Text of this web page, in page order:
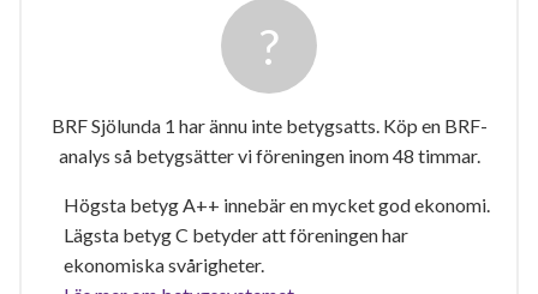
BRF Sjölunda 1 har ännu inte betygsatts. Köp en BRF-
analys så betygsätter vi föreningen inom 48 timmar.
Högsta betyg A++ innebär en mycket god ekonomi.
Lägsta betyg C betyder att föreningen har
ekonomiska svårigheter.